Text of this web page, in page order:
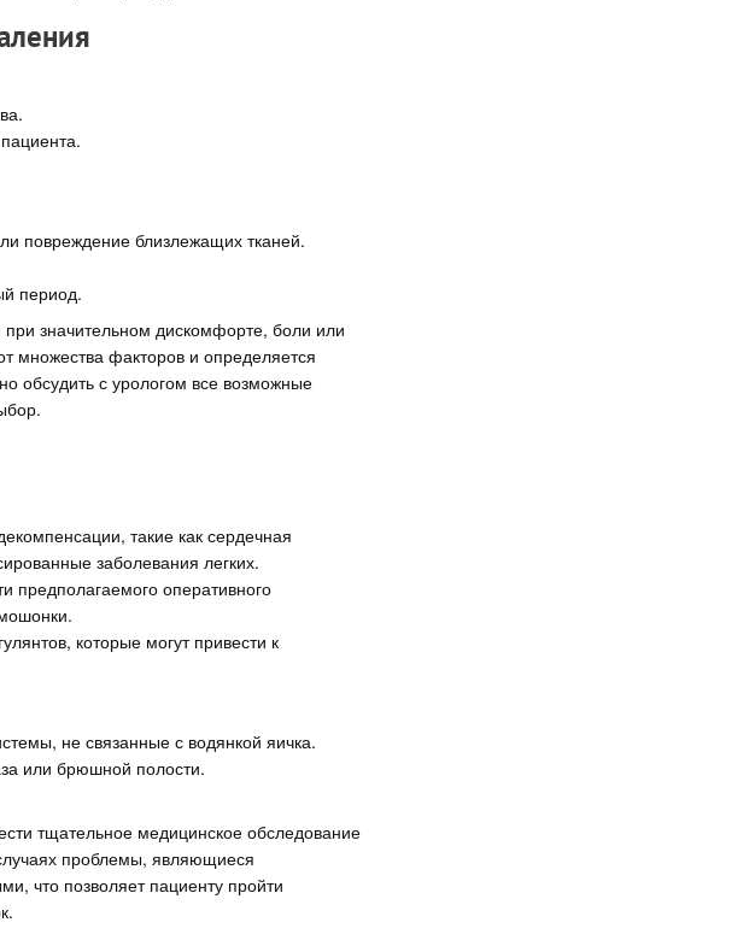
повреждение близлежащих тканей.
период.
значительном дискомфорте, боли или
множества факторов и определяется
обсудить с урологом все возможные
такие как сердечная
заболевания легких.
предполагаемого оперативного
которые могут привести к
не связанные с водянкой яичка.
или брюшной полости.
тщательное медицинское обследование
проблемы, являющиеся
что позволяет пациенту пройти